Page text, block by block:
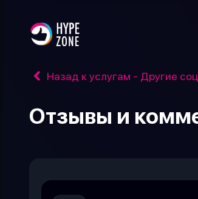
Назад к услугам - Другие
Отзывы и